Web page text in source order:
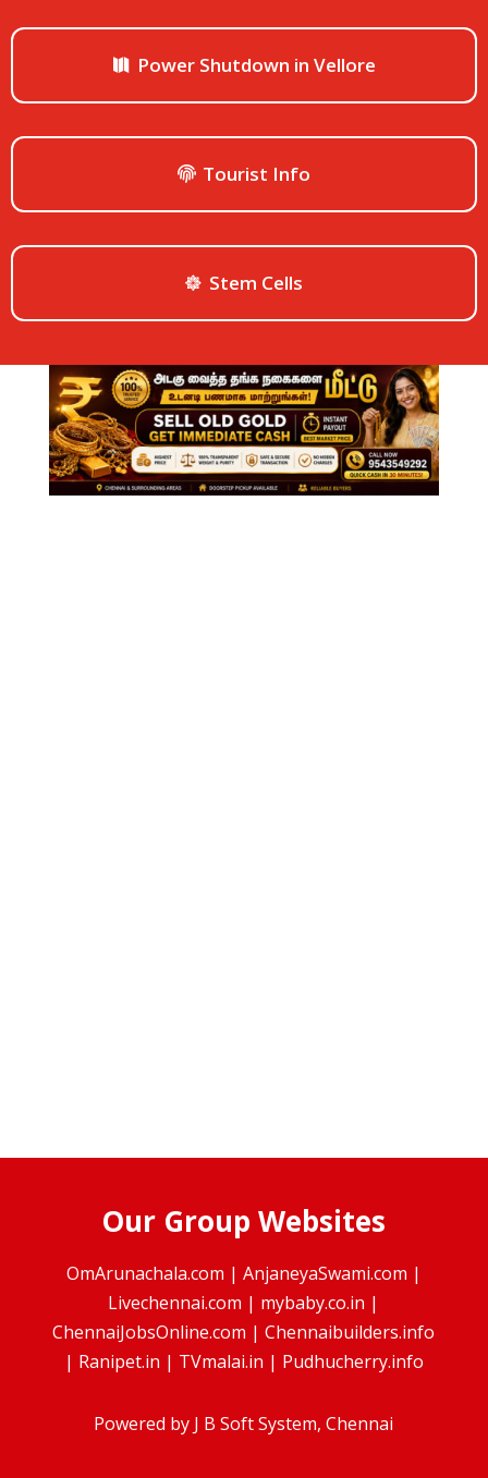
Power Shutdown in Vellore
Tourist Info
Stem Cells
Our Group Websites
OmArunachala.com | AnjaneyaSwami.com |
Livechennai.com | mybaby.co.in |
ChennaiJobsOnline.com |Chennaibuilders.info
| Ranipet.in | TVmalai.in | Pudhucherry.info
Powered by J B Soft System, Chennai